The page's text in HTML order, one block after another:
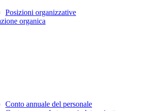
Posizioni organizzative
organica
Conto annuale del personale